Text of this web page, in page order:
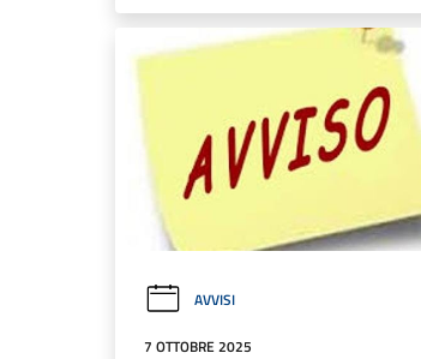
AVVISI
7 OTTOBRE 2025